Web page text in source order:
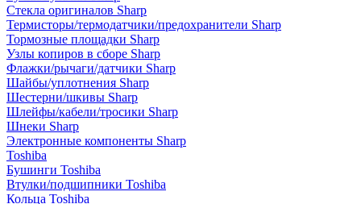
Стекла оригиналов Sharp
Термисторы/термодатчики/предохранители Sharp
Тормозные площадки Sharp
Узлы копиров в сборе Sharp
Флажки/рычаги/датчики Sharp
Шайбы/уплотнения Sharp
Шестерни/шкивы Sharp
Шлейфы/кабели/тросики Sharp
Шнеки Sharp
Электронные компоненты Sharp
Toshiba
Бушинги Toshiba
Втулки/подшипники Toshiba
Кольца Toshiba